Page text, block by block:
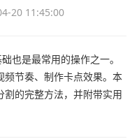
20 11:45:00
也是最常用的操作之一。
节奏、制作卡点效果。本
的完整方法，并附带实用